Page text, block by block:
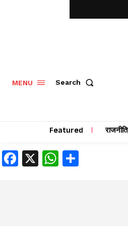
MENU Search
Featured राजनीति
Facebook
X WhatsApp